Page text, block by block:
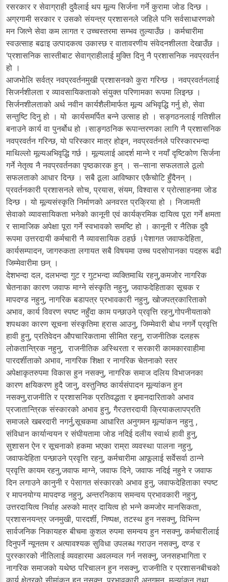
रसरकार र सेवाग्राही दुवैलाई थप मूल्य सिर्जना गर्ने कुरामा जोड दिन्छ ।
अग्रगामी सरकार र उसको संयन्त्र प्रशासनले जहिले पनि सर्वसाधारणको
मन जित्ने सेवा कम लागत र उच्चस्तरमा सम्भव तुल्याउँछ । कर्मचारीमा
स्वउत्साह बढाइ उत्पादकत्व उकास्छ र वातावरणीय संवेदनशीलता देखाउँछ ।
‘प्रशासनिक सास्तीबाट सेवाग्राहीलाई मुक्ति दिनु नै प्रशासनिक नवप्रवर्तन
हो ।
आजभोलि सर्वत्र नवप्रवर्तनमुखी प्रशासनको कुरा गरिन्छ । नवप्रवर्तनलाई
सिजर्नशीलता र व्यावसायिकताको संयुक्त परिणामका रूपमा लिइन्छ ।
सिर्जनशीलताको अर्थ नवीन कार्यशैलीमार्फत मूल्य अभिवृद्धि गर्नु हो, सेवा
सन्तुष्टि दिनु हो । यो कार्यसमर्पित बन्ने उत्साह हो । सङ्गठनलाई गतिशील
बनाउने कार्य वा पुनर्बोध हो ।साङ्गठनिक रूपान्तरणका लागि नै प्रशासनिक
नवप्रवर्तन गरिन्छ, यो परिस्कार मात्र होइन, नवप्रवर्तनले परिस्कारभन्दा
माथिल्लो मूल्यअभिवृद्धि गर्छ । मूल्यलाई आदर्श मान्ने र नयाँ दृष्टिकोण सिर्जना
गर्ने नेतृत्व नै नवप्रवर्तनका पृष्ठकारक हुन् । स–साना सफलताले ठूलो
सफलताको आधार दिन्छ । सबै ठूला आविष्कार एकैचोटि हुँदैनन् ।
प्रवर्तनकारी प्रशासनले सोच, प्रयास, संयम, विश्वास र प्रोत्साहनमा जोड
दिन्छ । यो मूल्यसंस्कृति निर्माणको अनवरत प्रक्रिया हो । निजामती
सेवाको व्यावसायिकता भनेको कानूनी एवं कार्यक्रमिक दायित्व पूरा गर्ने क्षमता
र सामाजिक अपेक्षा पूरा गर्ने स्वभावको समष्टि हो । कानूनी र नैतिक दुवै
रूपमा उत्तरदायी कर्मचारी नै व्यावसायिक ठहर्छ ।पेशागत जवाफदेहिता,
कार्यसम्पादन, जागरुकता लगायत सबै विषयमा उच्च पदसोपानका पदहरू बढी
जिम्मेवारीमा छन् ।
देशभन्दा दल, दलभन्दा गुट र गुटभन्दा व्यक्तिमाथि रहनु,कमजोर नागरिक
चेतनाका कारण जवाफ माग्ने संस्कृति नहुनु, जवाफदेहिताका सूचक र
मापदण्ड नहुनु, नागरिक बडापत्र प्रभावकारी नहुनु, खोजपत्रकारिताको
अभाव, कार्य विवरण स्पष्ट नहुँदा काम पन्छाउने प्रवृत्ति रहनु,गोपनीयताको
शपथका कारण सूचना संस्कृतिमा ह्रास आउनु, जिम्मेवारी बोध नगर्ने प्रवृत्ति
हावी हुनु, प्रतिवेदन औपचारिकतामा सीमित रहनु, राजनीतिक दलहरू
लोकतान्त्रिक नहुनु, राजनीतिक अस्थिरता र सरकारी कामकारवाहीमा
पारदर्शीताको अभाव, नागरिक शिक्षा र नागरिक चेतनाको स्तर
अपेक्षाकृतरुपमा विकास हुन नसक्नु, नागरिक समाज दलिय विभाजनका
कारण क्षयिकरण हुदै जानु, वस्तुनिष्ठ कार्यसंपादन मूल्यांकन हुन
नसक्नु,राजनीति र प्रशासनिक प्रतिवद्धता र इमानदारिताको अभाव
प्रजातान्त्रिक संस्कारको अभाव हुनु, गैरउत्तरदायी क्रियाकलापप्रति
समाजले खबरदारी नगर्नु,सूचकमा आधारित अनुगमन मूल्यांकन नहुनु ,
संविधान कार्यान्वयन र संघीयतामा जोड नदिई दलीय स्वार्थ हावी हुनु,
सुशासन ऐन र सूचनाको हकमा भएका राम्रा व्यवस्था पालना नहुनु,
जवाफदेहिता पन्छाउने प्रवृत्ति रहनु, कर्मचारीमा आफूलाई सर्वेसर्वा ठान्ने
प्रवृत्ति कायम रहनु,जवाफ माग्ने, जवाफ दिने, जवाफ नदिई नहुने र जवाफ
दिन लगाउने कानुनी र पेसागत संस्कारको अभाव हुनु, जवाफदेहिताका स्पष्ट
र मापनयोग्य मापदण्ड नहुनु, अन्तरनिकाय समन्वय प्रभावकारी नहुनु,
उत्तरदायित्व निर्वाह अरुको मात्र दायित्व हो भन्ने कमजोर मानसिकता,
प्रशासनयन्त्र जनमुखी, पारदर्शी, निष्पक्ष, तटस्थ हुन नसक्नु, विभिन्न
सार्वजनिक निकायहरु बीचमा कुशल रुपमा समन्वय हुन नसक्नु, कर्मचारीलाई
दिनुपर्ने न्यूनतम र अत्यावश्यक सुविधा उपलब्ध गराउन नसक्नु, दण्ड र
पुरस्कारको नीतिलाई व्यवहारमा अवलम्वल गर्न नसक्नु, जनसहभागिता र
नागरिक समाजको यथेष्ठ परिचालन हुन नसक्नु, राजनीति र प्रशासनबीचको
कार्य क्षेत्रको सीमांकन हुन नसक्नु, प्रभावकारी अनुगमन, मुल्यांकन तथा